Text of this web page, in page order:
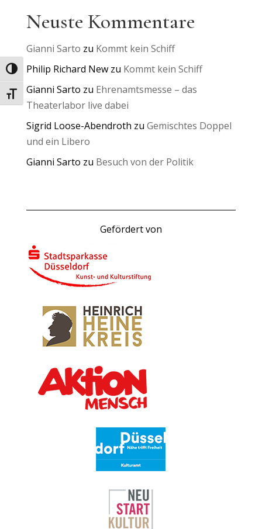
Umschalten auf hohe Kontraste
Schrift vergrößern
Neuste Kommentare
Gianni Sarto zu Kommt kein Schiff
Philip Richard Newzu Kommt kein Schiff
Gianni Sarto zu Ehrenamtsmesse – das
Theaterlabor live dabei
Sigrid Loose-Abendroth zu Gemischtes Doppel
und ein Libero
Gianni Sarto zu Besuch von der Politik
Gefördert von